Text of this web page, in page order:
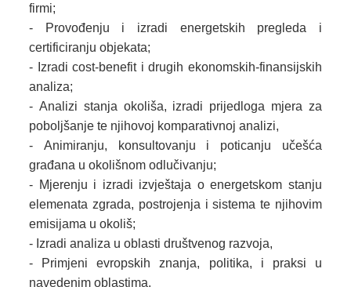
firmi;
- Provođenju i izradi energetskih pregleda i
certificiranju objekata;
- Izradi cost-benefit i drugih ekonomskih-finansijskih
analiza;
- Analizi stanja okoliša, izradi prijedloga mjera za
poboljšanje te njihovoj komparativnoj analizi,
- Animiranju, konsultovanju i poticanju učešća
građana u okolišnom odlučivanju;
- Mjerenju i izradi izvještaja o energetskom stanju
elemenata zgrada, postrojenja i sistema te njihovim
emisijama u okoliš;
- Izradi analiza u oblasti društvenog razvoja,
- Primjeni evropskih znanja, politika, i praksi u
navedenim oblastima.